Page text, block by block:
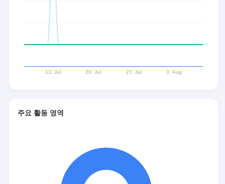
주요 활동 영역